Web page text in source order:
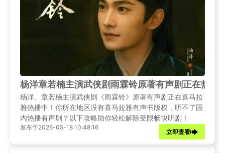
杨洋章若楠主演武侠剧雨霖铃原著有声剧正在热播
杨洋、章若楠主演武侠剧《雨霖铃》原著有声剧正在喜马拉
雅热播中！你所在地区没有喜马拉雅有声书版权，听不了国
内热播有声剧？以下攻略助你轻松解除受限畅快听剧！
发布于2026-05-18 10:48:16
立即查看